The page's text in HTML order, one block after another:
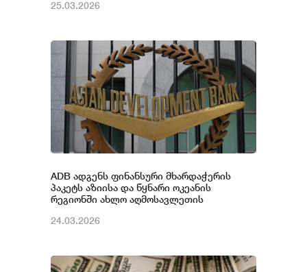
25.03.2026
ADB ადგენს ფინანსური მხარდაჭერის
პაკეტს აზიისა და წყნარი ოკეანის
რეგიონში ახლო აღმოსავლეთის
შესარბილებლად
24.03.2026